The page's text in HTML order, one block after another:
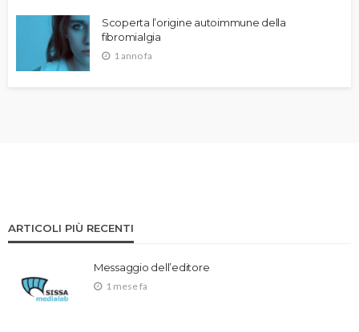
Scoperta l’origine autoimmune della
fibromialgia
1 anno fa
ARTICOLI PIÙ RECENTI
Messaggio dell’editore
1 mese fa